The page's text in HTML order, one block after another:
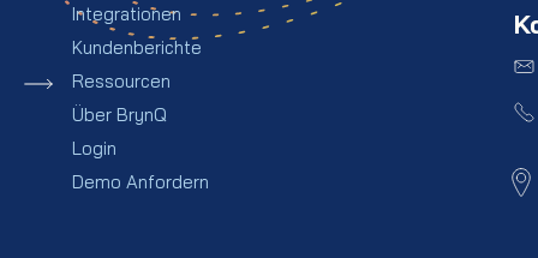
Integrationen
Kundenberichte
Ressourcen
Über BrynQ
Login
Demo Anfordern